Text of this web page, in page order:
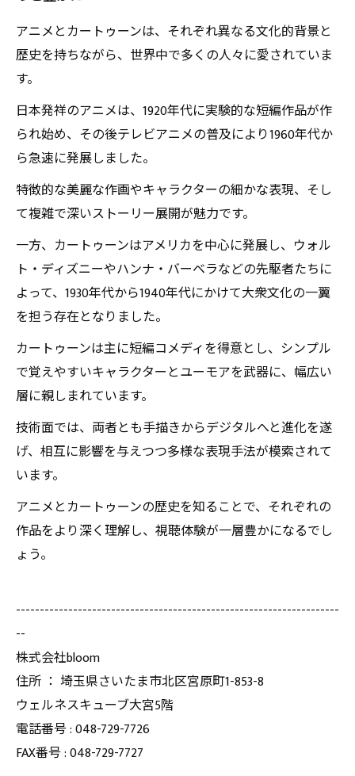
アニメとカートゥーンは、それぞれ異なる文化的背景と
歴史を持ちながら、世界中で多くの人々に愛されていま
す。
日本発祥のアニメは、1920年代に実験的な短編作品が作
られ始め、その後テレビアニメの普及により1960年代か
ら急速に発展しました。
特徴的な美麗な作画やキャラクターの細かな表現、そし
て複雑で深いストーリー展開が魅力です。
一方、カートゥーンはアメリカを中心に発展し、ウォル
ト・ディズニーやハンナ・バーベラなどの先駆者たちに
よって、1930年代から1940年代にかけて大衆文化の一翼
を担う存在となりました。
カートゥーンは主に短編コメディを得意とし、シンプル
で覚えやすいキャラクターとユーモアを武器に、幅広い
層に親しまれています。
技術面では、両者とも手描きからデジタルへと進化を遂
げ、相互に影響を与えつつ多様な表現手法が模索されて
います。
アニメとカートゥーンの歴史を知ることで、それぞれの
作品をより深く理解し、視聴体験が一層豊かになるでし
ょう。
--------------------------------------------------------------------
--
株式会社bloom
住所 ： 埼玉県さいたま市北区宮原町1-853-8
ウェルネスキューブ大宮5階
電話番号 : 048-729-7726
FAX番号 : 048-729-7727